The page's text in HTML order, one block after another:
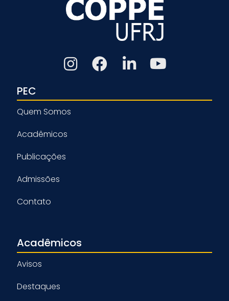
PEC
Quem Somos
Acadêmicos
Publicações
Admissões
Contato
Acadêmicos
Avisos
Destaques